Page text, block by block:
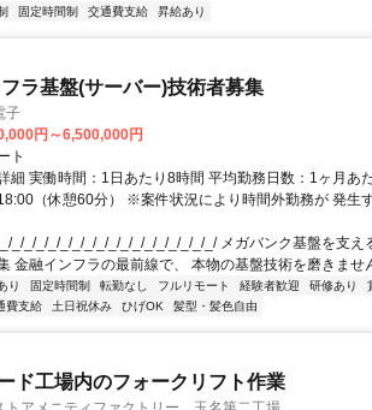
固定時間制 交通費支給 昇給あり
ラ基盤(サーバー)技術者募集
子
円～6,500,000円
ト
細 実働時間：1日あたり8時間 平均勤務日数：1ヶ月あ
（休憩60分） ※案件状況により時間外勤務が 発生
_/_/_/_/_/_/_/_/_/_/_/_/_/_/_/_/_/ メガバンク基盤を支え
金融インフラの最前線で、 本物の基盤技術を磨きませ
り 固定時間制 転勤なし フルリモート 経験者歓迎 研修あり
費支給 土日祝休み ひげOK 髪型・髪色自由
ド工場内のフォークリフト作業